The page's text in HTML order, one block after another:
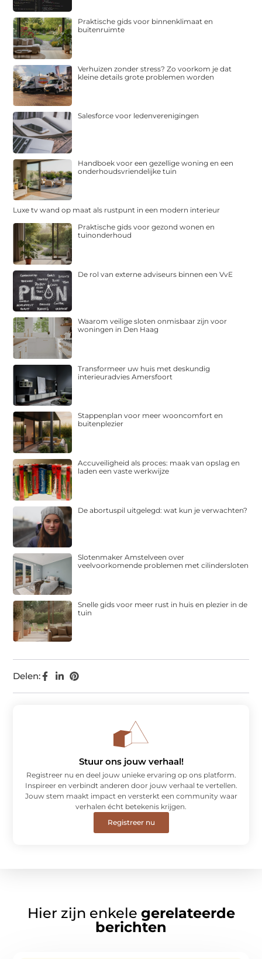
Delen:
Praktische gids voor binnenklimaat en
buitenruimte
Verhuizen zonder stress? Zo voorkom je dat
kleine details grote problemen worden
Salesforce voor ledenverenigingen
Handboek voor een gezellige woning en een
onderhoudsvriendelijke tuin
Luxe tv wand op maat als rustpunt in een modern interieur
Praktische gids voor gezond wonen en
tuinonderhoud
De rol van externe adviseurs binnen een VvE
Waarom veilige sloten onmisbaar zijn voor
woningen in Den Haag
Transformeer uw huis met deskundig
interieuradvies Amersfoort
Stappenplan voor meer wooncomfort en
buitenplezier
Accuveiligheid als proces: maak van opslag en
laden een vaste werkwijze
De abortuspil uitgelegd: wat kun je verwachten?
Slotenmaker Amstelveen over
veelvoorkomende problemen met cilindersloten
Snelle gids voor meer rust in huis en plezier in de
tuin
Stuur ons jouw verhaal!
Registreer nu en deel jouw unieke ervaring op ons platform.
Inspireer en verbindt anderen door jouw verhaal te vertellen.
Jouw stem maakt impact en versterkt een community waar
verhalen écht betekenis krijgen.
Registreer nu
Hier zijn enkele gerelateerde
berichten